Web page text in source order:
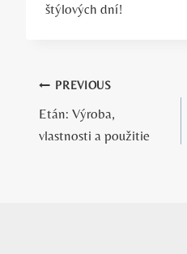
štýlových dní!
Navigácia
v
PREVIOUS
Etán: Výroba,
vlastnosti a použitie